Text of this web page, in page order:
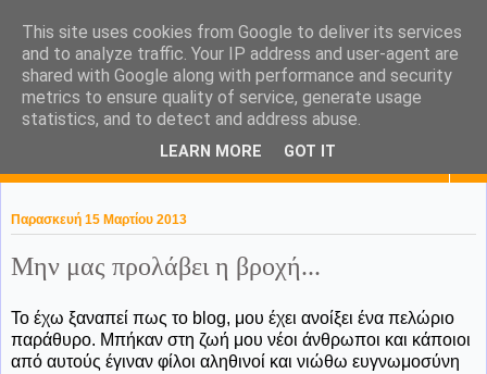
KaPa. Me without you...tea
without a biscuit!
Παρασκευή 15 Μαρτίου 2013
Μην μας προλάβει η βροχή...
Το έχω ξαναπεί πως το blog, μου έχει ανοίξει ένα πελώριο
παράθυρο. Μπήκαν στη ζωή μου νέοι άνθρωποι και κάποιοι
από αυτούς έγιναν φίλοι αληθινοί και νιώθω ευγνωμοσύνη
This site uses cookies from Google to deliver its services
and to analyze traffic. Your IP address and user-agent are
shared with Google along with performance and security
metrics to ensure quality of service, generate usage
statistics, and to detect and address abuse.
LEARN MORE GOT IT